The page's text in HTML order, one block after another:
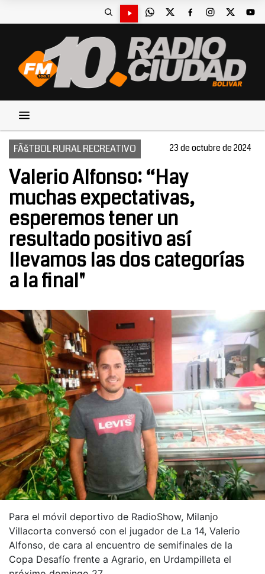
FÃšTBOL RURAL RECREATIVO 23 de octubre de 2024
Valerio Alfonso: “Hay
muchas expectativas,
esperemos tener un
resultado positivo así
llevamos las dos categorías
a la final"
Para el móvil deportivo de RadioShow, Milanjo
Villacorta conversó con el jugador de La 14, Valerio
Alfonso, de cara al encuentro de semifinales de la
Copa Desafío frente a Agrario, en Urdampilleta el